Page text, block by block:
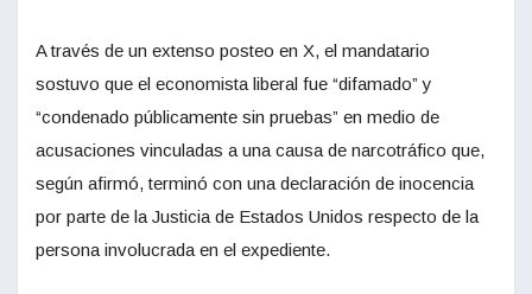
A través de un extenso posteo en X, el mandatario
sostuvo que el economista liberal fue “difamado” y
“condenado públicamente sin pruebas” en medio de
acusaciones vinculadas a una causa de narcotráfico que,
según afirmó, terminó con una declaración de inocencia
por parte de la Justicia de Estados Unidos respecto de la
persona involucrada en el expediente.